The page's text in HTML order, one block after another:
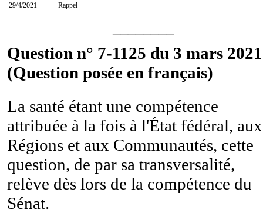
29/4/2021
Rappel
Question n° 7-1125 du 3 mars
(Question posée en français)
La santé étant une compétence
attribuée à la fois à l'État fédéral, aux
Régions et aux Communautés, cette
question, de par sa transversalité,
relève dès lors de la compétence du
Sénat.